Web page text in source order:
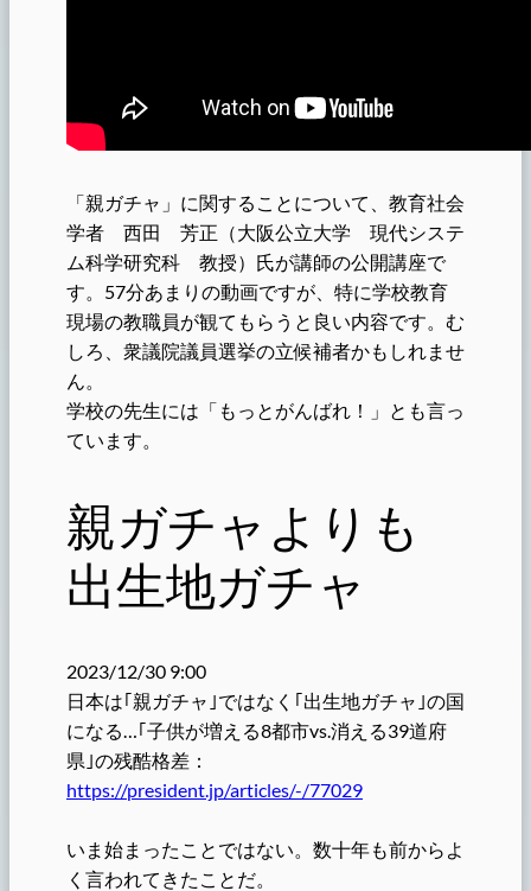
「親ガチャ」に関することについて、教育社会
学者 西田 芳正（大阪公立大学 現代システ
ム科学研究科 教授）氏が講師の公開講座で
す。57分あまりの動画ですが、特に学校教育
現場の教職員が観てもらうと良い内容です。む
しろ、衆議院議員選挙の立候補者かもしれませ
ん。
学校の先生には「もっとがんばれ！」とも言っ
ています。
親ガチャよりも
出生地ガチャ
2023/12/30 9:00
日本は｢親ガチャ｣ではなく｢出生地ガチャ｣の国
になる…｢子供が増える8都市vs.消える39道府
県｣の残酷格差：
https://president.jp/articles/-/77029
いま始まったことではない。数十年も前からよ
く言われてきたことだ。